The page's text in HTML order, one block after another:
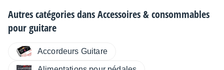
Autres catégories dansAccessoires & consommables
pour guitare
Accordeurs Guitare